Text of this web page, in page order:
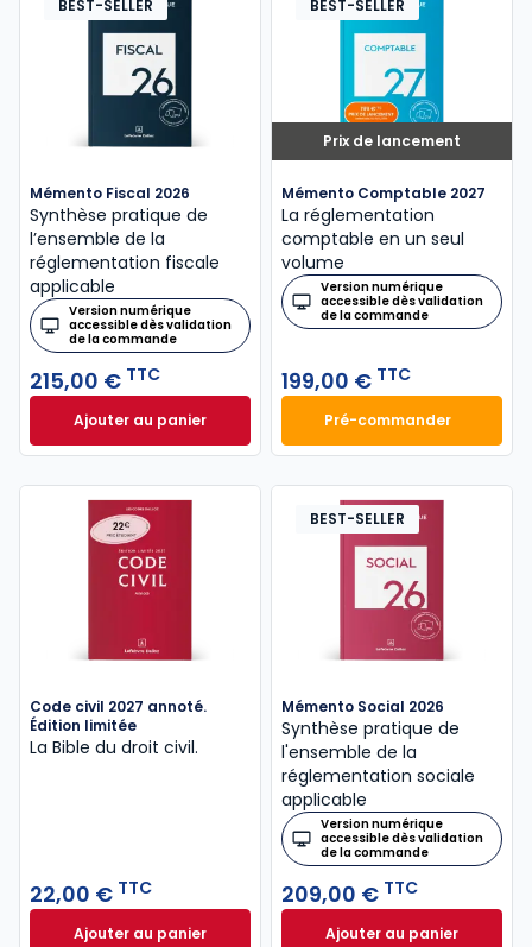
BEST-SELLER
Mémento Fiscal 2026
Synthèse pratique de
l’ensemble de la
réglementation fiscale
applicable
Version numérique
accessible dès validation
de la commande
215,00 € TTC
Ajouter au panierMémento Fiscal 2026 à 215,00 € TTC
Prix de lancement
BEST-SELLER
Mémento Comptable 2027
La réglementation
comptable en un seul
volume
Version numérique
accessible dès validation
de la commande
199,00 € TTC
Pré-commander
Mémento
Code civil 2027 annoté.
Édition limitée
La Bible du droit civil.
22,00 € TTC
Ajouter au panierCode civil 2027 annoté. Édition limitée à 22,00 € TTC
BEST-SELLER
Mémento Social 2026
Synthèse pratique de
l'ensemble de la
réglementation sociale
applicable
Version numérique
accessible dès validation
de la commande
209,00 € TTC
Ajouter au panier
Mémento Social